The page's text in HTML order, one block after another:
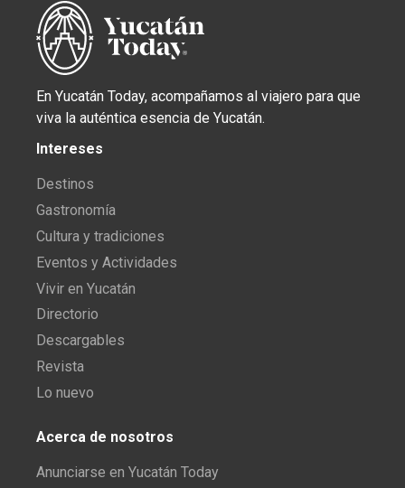
En Yucatán Today, acompañamos al viajero para que
viva la auténtica esencia de Yucatán.
Intereses
Destinos
Gastronomía
Cultura y tradiciones
Eventos y Actividades
Vivir en Yucatán
Directorio
Descargables
Revista
Lo nuevo
Acerca de nosotros
Anunciarse en Yucatán Today